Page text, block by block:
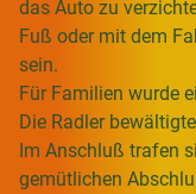
das Auto zu
Fuß oder mit dem
sein.
Für Familien wurde
Die Radler
Im Anschluß trafen
gemütlichen